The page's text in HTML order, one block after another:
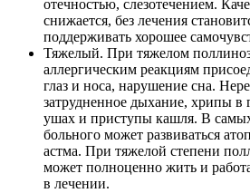
отечностью, слезотечением.
снижается, без лечения
поддерживать хорошее
Тяжелый. При тяжелом
аллергическим реакциям
глаз и носа, нарушение сна.
затрудненное дыхание, хрипы в
ушах и приступы кашля. В
больного может развиваться
астма. При тяжелой степени
может полноценно жить и
в лечении.